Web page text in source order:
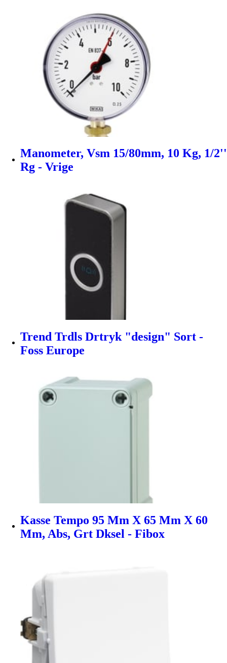
Manometer, Vsm 15/80mm, 10 Kg, 1/2''
Rg - Vrige
Trend Trdls Drtryk "design" Sort -
Foss Europe
Kasse Tempo 95 Mm X 65 Mm X 60
Mm, Abs, Grt Dksel - Fibox